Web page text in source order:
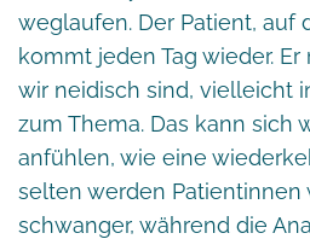
weglaufen. Der Patient, auf
kommt jeden Tag wieder.
wir neidisch sind, vielleicht
zum Thema. Das kann sich
anfühlen, wie eine
selten werden Patientinnen
schwanger, während die